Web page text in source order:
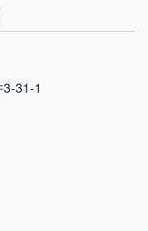
31-1